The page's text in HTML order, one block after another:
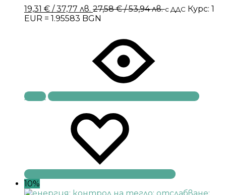
19,31 € / 37,77 лв. 27,58€/ 53,94 лв.с ДДС Курс: 1
EUR = 1.95583 BGN
Купи
10%